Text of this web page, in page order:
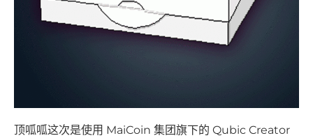
顶呱呱这次是使用 MaiCoin 集团旗下的 Qubic Creator